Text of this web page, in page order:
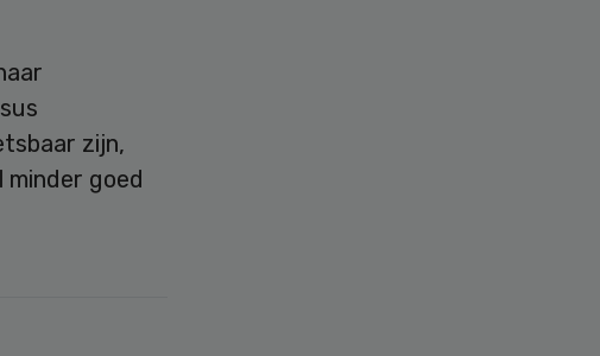
zijn,
goed